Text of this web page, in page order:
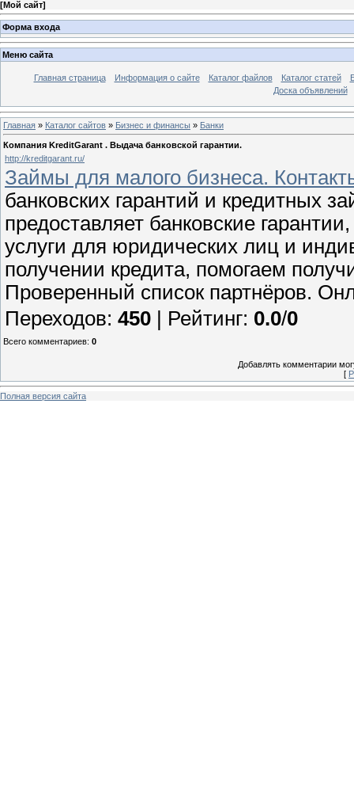
[Мой сайт]
Форма входа
Меню сайта
Главная страница Информация о сайте Каталог файлов Каталог статей
Доска объявлений
Главная » Каталог сайтов » Бизнес и финансы » Банки
Компания KreditGarant . Выдача банковской гарантии.
http://kreditgarant.ru/
Займы для малого бизнеса.
банковских гарантий и кредитных
предоставляет банковские
услуги для юридических лиц и
получении кредита, помогаем
Проверенный список партнёров.
Переходов: 450 | Рейтинг: 0.0/0
Всего комментариев: 0
Добавлять комментарии
[
Полная версия сайта